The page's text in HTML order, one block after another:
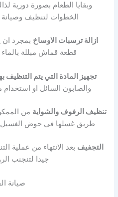
وبقايا الطعام بصورة دورية
الخطوات لتنظيف
ازالة ترسبات الاوساخ بمجرد ان
قطعة قماش مبللة
تجهيز المادة التي يتم التنظيف
والصابون السائل او
تنظيف الرفوف والشواية من
طريق غسلها في حوض الغسيل
التجفيف بعد الانتهاء من عملية
جيدا لتنجنب
صيانة